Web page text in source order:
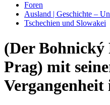
Foren
Ausland | Geschichte –
Tschechien und Slowakei
(Der
Prag) mit
Vergangenheit